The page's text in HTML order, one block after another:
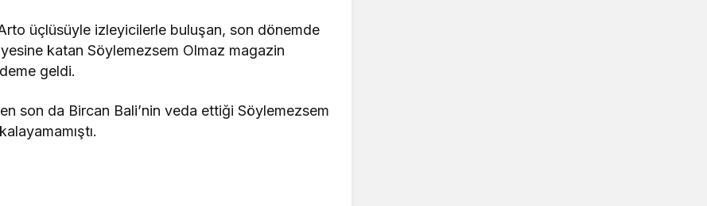
üçlüsüyle izleyicilerle buluşan, son dönemde
katan Söylemezsem Olmaz magazin
geldi.
son da Bircan Bali’nin veda ettiği Söylemezsem